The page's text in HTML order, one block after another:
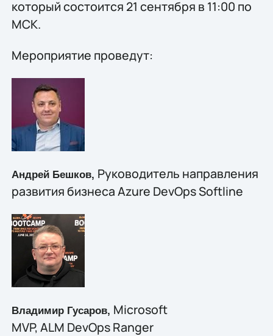
который состоится 21 сентября в 11:00 по
МСК.
Мероприятие проведут:
Андрей Бешков, Руководитель направления
развития бизнеса Azure DevOps Softline
Владимир Гусаров, Microsoft
MVP, ALM DevOps Ranger